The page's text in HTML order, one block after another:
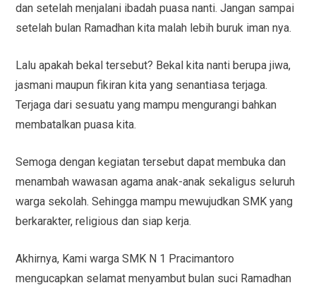
dan setelah menjalani ibadah puasa nanti. Jangan sampai
setelah bulan Ramadhan kita malah lebih buruk iman nya.
Lalu apakah bekal tersebut? Bekal kita nanti berupa jiwa,
jasmani maupun fikiran kita yang senantiasa terjaga.
Terjaga dari sesuatu yang mampu mengurangi bahkan
membatalkan puasa kita.
Semoga dengan kegiatan tersebut dapat membuka dan
menambah wawasan agama anak-anak sekaligus seluruh
warga sekolah. Sehingga mampu mewujudkan SMK yang
berkarakter, religious dan siap kerja.
Akhirnya, Kami warga SMK N 1 Pracimantoro
mengucapkan selamat menyambut bulan suci Ramadhan